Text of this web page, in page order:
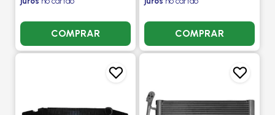
COMPRAR COMPRAR